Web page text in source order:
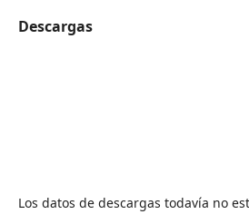
Descargas
Los datos de descargas todavía no